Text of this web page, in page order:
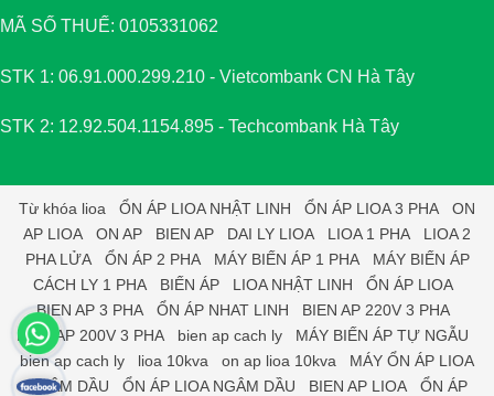
MÃ SỐ THUẾ: 0105331062
STK 1: 06.91.000.299.210 - Vietcombank CN Hà Tây
STK 2: 12.92.504.1154.895 - Techcombank Hà Tây
Từ khóa lioa ỔN ÁP LIOA NHẬT LINH ỔN ÁP LIOA 3 PHA
ON
AP LIOA
ON AP BIEN AP DAI LY LIOA LIOA 1 PHA
LIOA 2
PHA LỬA
ỔN ÁP 2 PHA MÁY BIẾN ÁP 1 PHA
MÁY BIẾN ÁP
CÁCH LY 1 PHA
BIẾN ÁP LIOA NHẬT LINH
ỔN ÁP LIOA
BIEN AP 3 PHA
ỔN ÁP NHAT LINH
BIEN AP 220V 3 PHA
BIEN AP 200V 3 PHA
bien ap cach ly
MÁY BIẾN ÁP TỰ NGẪU
bien ap cach ly
lioa 10kva on ap lioa 10kva
MÁY ỔN ÁP LIOA
NGÂM DẦU
ỔN ÁP LIOA NGÂM DẦU BIEN AP LIOA ỔN ÁP